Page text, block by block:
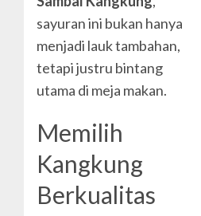
sayuran ini bukan hanya
menjadi lauk tambahan,
tetapi justru bintang
utama di meja makan.
Memilih
Kangkung
Berkualitas